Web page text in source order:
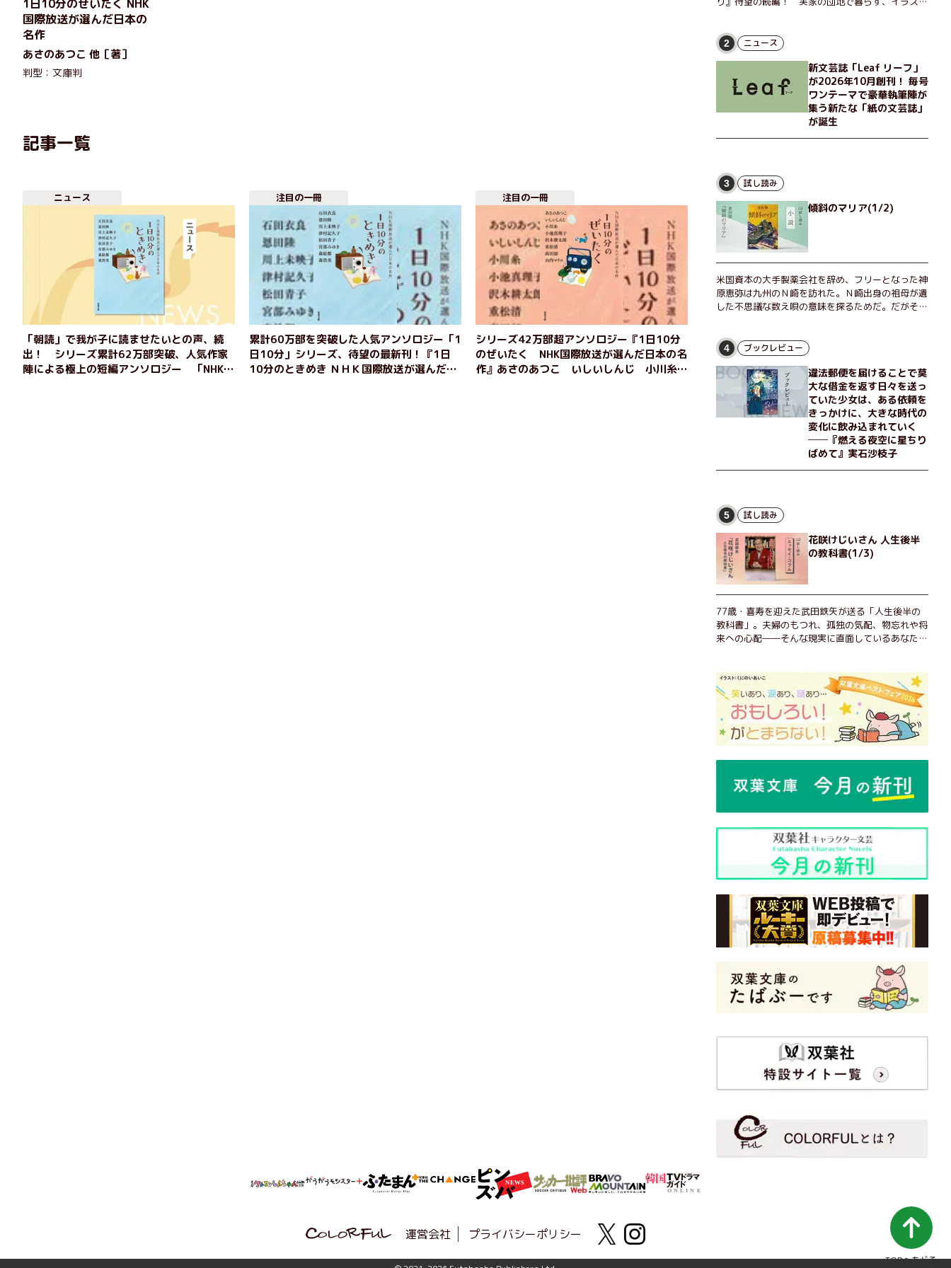
1日10分のぜいたく NHK
国際放送が選んだ日本の
名作
あさのあつこ 他［著］
判型：文庫判
記事一覧
ニュース
「朝読」で我が子に読ませたいとの声、続
出！ シリーズ累計62万部突破、人気作家
陣による極上の短編アンソロジー 「NHK国
注目の一冊
累計60万部を突破した人気アンソロジー「1
日10分」シリーズ、待望の最新刊！『1日
10分のときめき ＮＨＫ国際放送が選んだ日
注目の一冊
シリーズ42万部超アンソロジー『1日10分
のぜいたく NHK国際放送が選んだ日本の名
作』あさのあつこ いしいしんじ 小川糸
ょっとした贅沢を楽しんだり、近所のおばちゃんの
恋バナを聞いてあげたり、部屋でふたりだけの「台
湾映画祭」を催したり。50代独身、幼なじみの変
わらぬ友情とささやかな幸せの日々を描く。
2 ニュース
新文芸誌「Leaf リーフ」
が2026年10月創刊！ 毎号
ワンテーマで豪華執筆陣が
集う新たな「紙の文芸誌」
が誕生
3 試し読み
傾斜のマリア(1/2)
米国資本の大手製薬会社を辞め、フリーとなった神
原恵弥は九州のＮ崎を訪れた。Ｎ崎出身の祖母が遺
した不思議な数え唄の意味を探るためだ。だがそん
出島で見つかったある物質について博士の意見を聞
きたいという。恵弥は、まるで影のような存在の博
士とまみえることはできるのか？ そして、唄の歌
詞「かたむくマリア」に込められた秘密とは？ 謎
めいたラストが鮮烈な余韻を残すシリーズ第四作！
4 ブックレビュー
違法郵便を届けることで莫
大な借金を返す日々を送っ
ていた少女は、ある依頼を
きっかけに、大きな時代の
変化に飲み込まれていく
──『燃える夜空に星ちり
ばめて』実石沙枝子
5 試し読み
花咲けじいさん 人生後半
の教科書(1/3)
77歳・喜寿を迎えた武田鉄矢が送る「人生後半の
教科書」。夫婦のもつれ、孤独の気配、物忘れや将
来への心配――そんな現実に直面しているあなた
経験をもとに繰り出される持論は説得力満点。まだ
まだ人生これから！ 読むだけで前向きになれる一
冊。
運営会社 プライバシーポリシー
TOPへもどる